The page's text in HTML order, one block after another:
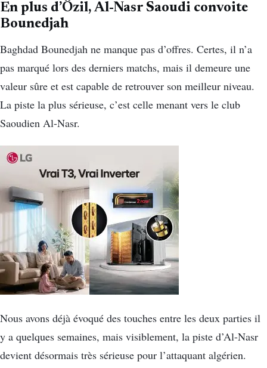
En plus d’Özil, Al-Nasr Saoudi convoite
Bounedjah
Baghdad Bounedjah ne manque pas d’offres. Certes, il n’a
pas marqué lors des derniers matchs, mais il demeure une
valeur sûre et est capable de retrouver son meilleur niveau.
La piste la plus sérieuse, c’est celle menant vers le club
Saoudien Al-Nasr.
Nous avons déjà évoqué des touches entre les deux parties il
y a quelques semaines, mais visiblement, la piste d’Al-Nasr
devient désormais très sérieuse pour l’attaquant algérien.